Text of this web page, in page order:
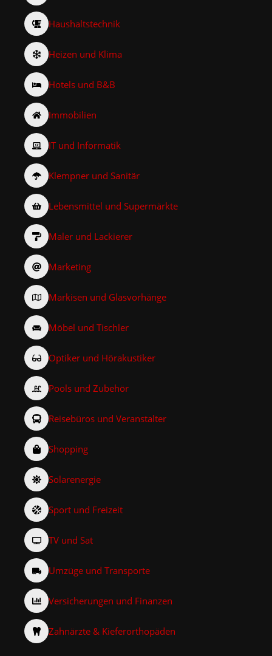
Haushaltstechnik
Heizen und Klima
Hotels und B&B
Immobilien
IT und Informatik
Klempner und Sanitär
Lebensmittel und Supermärkte
Maler und Lackierer
Marketing
Markisen und Glasvorhänge
Möbel und Tischler
Optiker und Hörakustiker
Pools und Zubehör
Reisebüros und Veranstalter
Shopping
Solarenergie
Sport und Freizeit
TV und Sat
Umzüge und Transporte
Versicherungen und Finanzen
Zahnärzte & Kieferorthopäden